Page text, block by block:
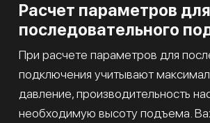
Расчет параметров для
последовательного
При расчете параметров для
подключения учитывают
давление, производительность
необходимую высоту подъема.